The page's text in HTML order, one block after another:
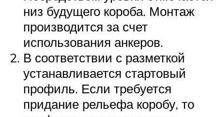
низ будущего короба. Монтаж
производится за счет
использования анкеров.
В соответствии с разметкой
устанавливается стартовый
профиль. Если требуется
придание рельефа коробу, то